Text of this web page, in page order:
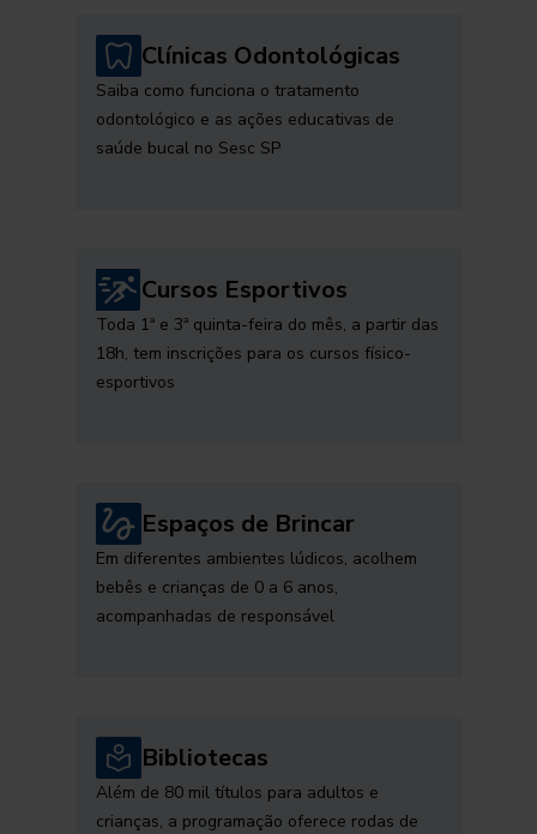
Clínicas Odontológicas
Saiba como funciona o tratamento
odontológico e as ações educativas de
saúde bucal no Sesc SP
Cursos Esportivos
Toda 1ª e 3ª quinta-feira do mês, a partir das
18h, tem inscrições para os cursos físico-
esportivos
Espaços de Brincar
Em diferentes ambientes lúdicos, acolhem
bebês e crianças de 0 a 6 anos,
acompanhadas de responsável
Bibliotecas
Além de 80 mil títulos para adultos e
crianças, a programação oferece rodas de